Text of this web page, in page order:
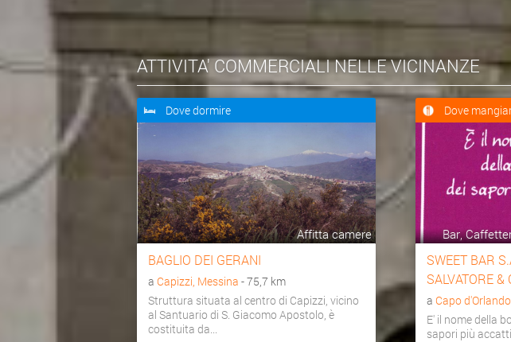
ATTIVITA' COMMERCIALI NELLE VICINANZE
Dove dormire
Affitta camere
BAGLIO DEI GERANI
a Capizzi, Messina - 75,7 km
Struttura situata al centro di Capizzi, vicino
al Santuario di S. Giacomo Apostolo, è
costituita da...
Dove
Bar,
SWEET BAR
SALVATORE &
a Capo
E' il nome della
sapori più